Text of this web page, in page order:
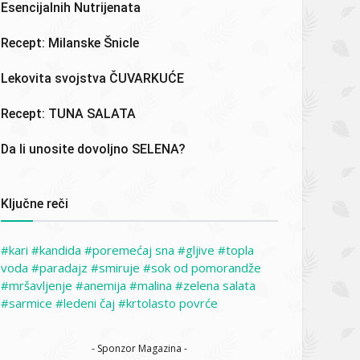
Esencijalnih Nutrijenata
Recept: Milanske Šnicle
Lekovita svojstva ČUVARKUĆE
Recept: TUNA SALATA
Da li unosite dovoljno SELENA?
Ključne reči
kari kandida poremećaj sna gljive
topla
voda
paradajz smiruje
sok od pomorandže
mršavljenje
anemija malina
zelena salata
sarmice
ledeni čaj krtolasto povrće
- Sponzor Magazina -